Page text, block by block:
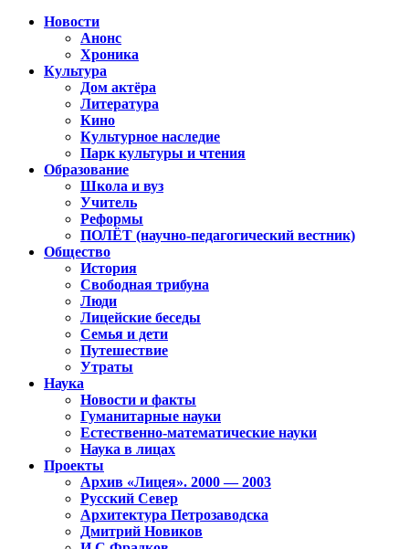
Новости
Анонс
Хроника
Культура
Дом актёра
Литература
Кино
Культурное наследие
Парк культуры и чтения
Образование
Школа и вуз
Учитель
Реформы
ПОЛЁТ (научно-педагогический вестник)
Общество
История
Свободная трибуна
Люди
Лицейские беседы
Семья и дети
Путешествие
Утраты
Наука
Новости и факты
Гуманитарные науки
Естественно-математические науки
Наука в лицах
Проекты
Архив «Лицея». 2000 — 2003
Русский Север
Архитектура Петрозаводска
Дмитрий Новиков